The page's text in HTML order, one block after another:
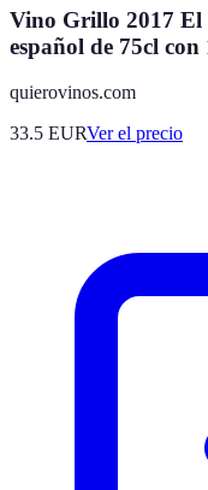
Vino Grillo 2017
español de 75cl
quierovinos.com
33.5 EURVer el precio